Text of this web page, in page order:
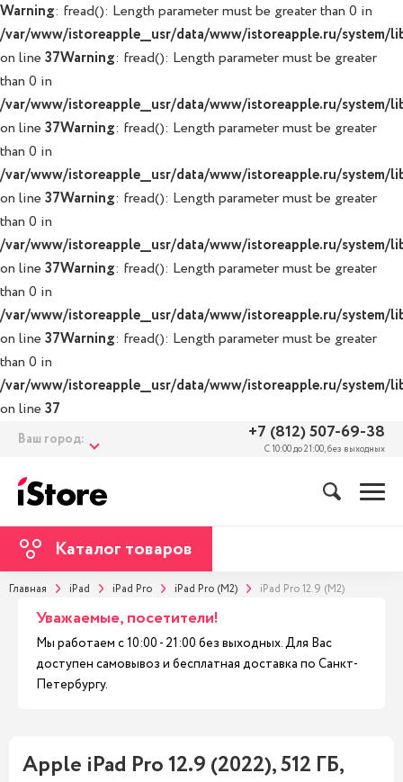
Warning: fread(): Length parameter must be greater than 0 in
/var/www/istoreapple__usr/data/www/istoreapple.ru/system/
on line 37Warning: fread(): Length parameter must be greater
than 0 in
/var/www/istoreapple__usr/data/www/istoreapple.ru/system/
on line 37Warning: fread(): Length parameter must be greater
than 0 in
/var/www/istoreapple__usr/data/www/istoreapple.ru/system/
on line 37Warning: fread(): Length parameter must be greater
than 0 in
/var/www/istoreapple__usr/data/www/istoreapple.ru/system/
on line 37Warning: fread(): Length parameter must be greater
than 0 in
/var/www/istoreapple__usr/data/www/istoreapple.ru/system/
on line 37Warning: fread(): Length parameter must be greater
than 0 in
/var/www/istoreapple__usr/data/www/istoreapple.ru/system/
on line 37
Ваш город: +7 (812) 507-69-38
С 10:00 до 21:00, без выходных
Каталог товаров
Главная iPad iPad Pro iPad Pro (M2) iPad Pro 12.9 (M2)
Уважаемые, посетители!
Мы работаем с 10:00 - 21:00 без выходных. Для Вас
доступен самовывоз и бесплатная доставка по Санкт-
Петербургу.
Apple iPad Pro 12.9 (2022), 512 ГБ,